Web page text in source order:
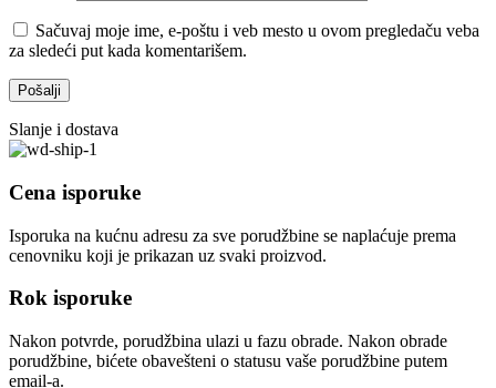
Sačuvaj moje ime, e-poštu i veb mesto u ovom pregledaču veba
za sledeći put kada komentarišem.
Slanje i dostava
Cena isporuke
Isporuka na kućnu adresu za sve porudžbine se naplaćuje prema
cenovniku koji je prikazan uz svaki proizvod.
Rok isporuke
Nakon potvrde, porudžbina ulazi u fazu obrade. Nakon obrade
porudžbine, bićete obavešteni o statusu vaše porudžbine putem
email-a.